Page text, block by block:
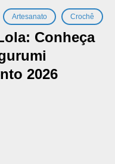
Artesanato Crochê
Conheça
2026